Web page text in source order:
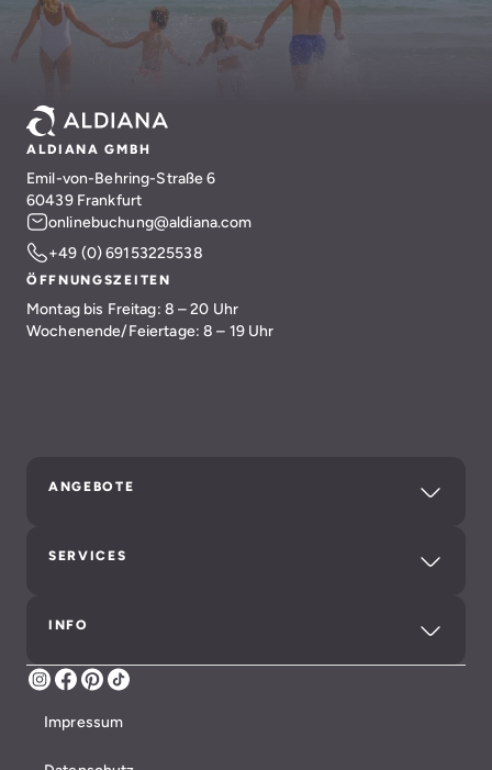
ALDIANA GMBH
Emil-von-Behring-Straße 6
60439 Frankfurt
onlinebuchung@aldiana.com
+49 (0) 69153225538
ÖFFNUNGSZEITEN
Montag bis Freitag: 8 – 20 Uhr
Wochenende/Feiertage: 8 – 19 Uhr
ANGEBOTE
SERVICES
INFO
Instagram
Facebook
Pinterest
Impressum